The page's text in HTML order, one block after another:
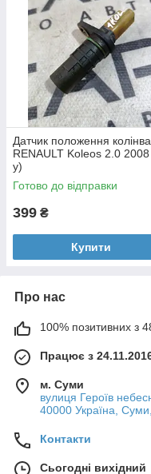
Датчик положення
RENAULT Koleos 2.0
у)
Готово до відправки
399 ₴
Купити
Про нас
100% позитивних з
Працює з
м. Суми
вулиця Героїв
40000 Україна,
Контакти
Сьогодні вихідний